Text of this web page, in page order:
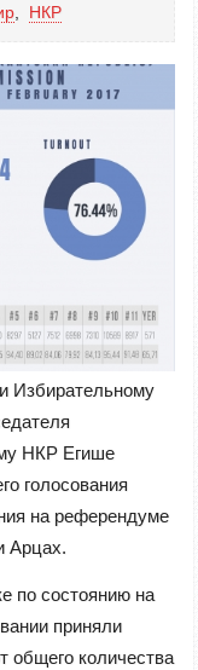
НКР
Избирательному
НКР Егише
голосования
на референдуме
Арцах.
по состоянию на
приняли
общего количества